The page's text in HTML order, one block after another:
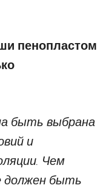
пенопластом
быть выбрана
и
Чем
должен быть